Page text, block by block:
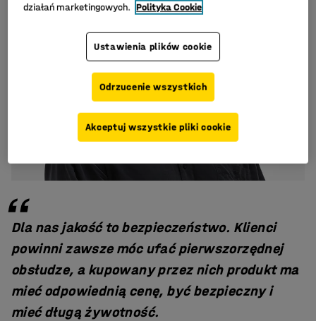
Dla nas jakość to bezpieczeństwo. Klienci
powinni zawsze móc ufać pierwszorzędnej
obsłudze, a kupowany przez nich produkt ma
mieć odpowiednią cenę, być bezpieczny i
mieć długą żywotność.
działań marketingowych. Polityka Cookie
Ustawienia plików cookie
Odrzucenie wszystkich
Akceptuj wszystkie pliki cookie